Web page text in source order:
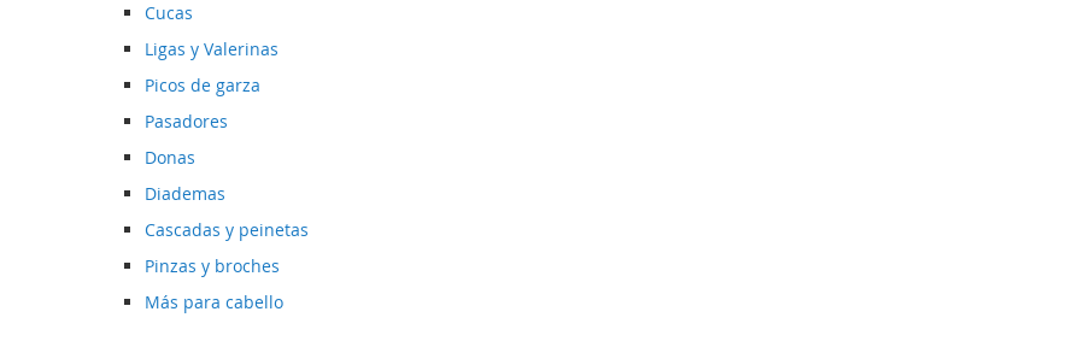
Cucas
Ligas y Valerinas
Picos de garza
Pasadores
Donas
Diademas
Cascadas y peinetas
Pinzas y broches
Más para cabello